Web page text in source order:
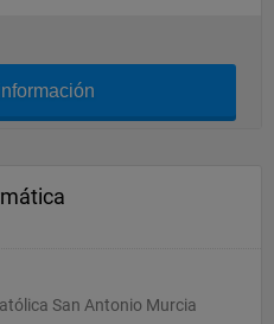
San Antonio Murcia